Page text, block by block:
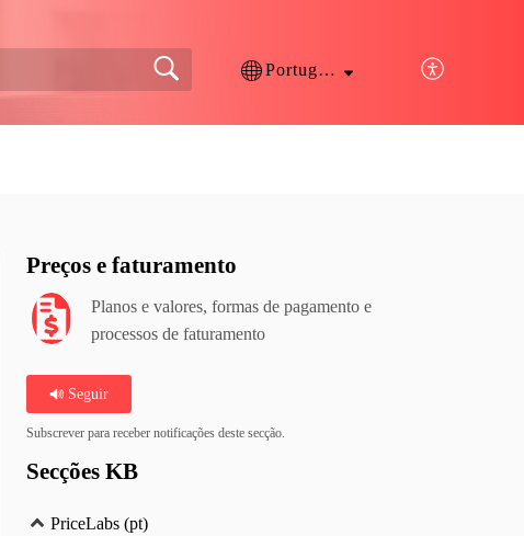
Português
Preços e faturamento
Planos e valores, formas de pagamento e
processos de faturamento
Seguir
Subscrever para receber notificações deste secção.
Secções KB
PriceLabs (pt)